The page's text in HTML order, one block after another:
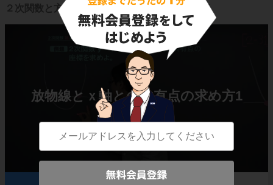
２次関数と方程式・不等式に関連する授業一覧
放物線とｘ軸との共有点の求め方1